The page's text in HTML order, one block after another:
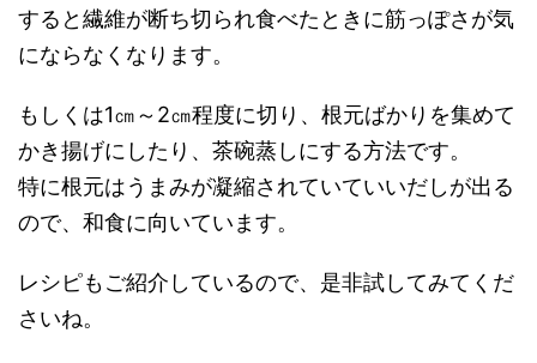
すると繊維が断ち切られ食べたときに筋っぽさが気
にならなくなります。
もしくは1㎝～2㎝程度に切り、根元ばかりを集めて
かき揚げにしたり、茶碗蒸しにする方法です。
特に根元はうまみが凝縮されていていいだしが出る
ので、和食に向いています。
レシピもご紹介しているので、是非試してみてくだ
さいね。